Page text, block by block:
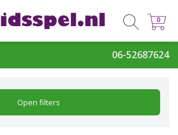
06-52687624
0
0
Open filters